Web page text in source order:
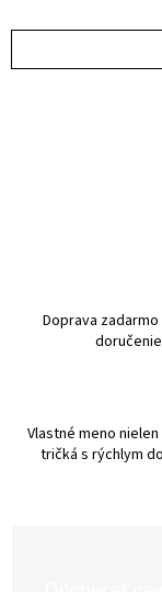
Doprava
doručenie
Vlastné meno
tričká s rýchlym